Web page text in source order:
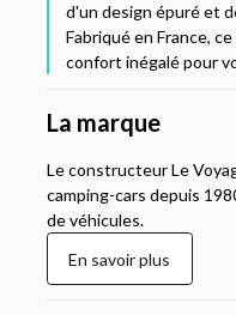
d'un design épuré et
Fabriqué en France,
confort inégalé pour
La marque
Le constructeur Le
camping-cars depuis
de véhicules.
En savoir plus